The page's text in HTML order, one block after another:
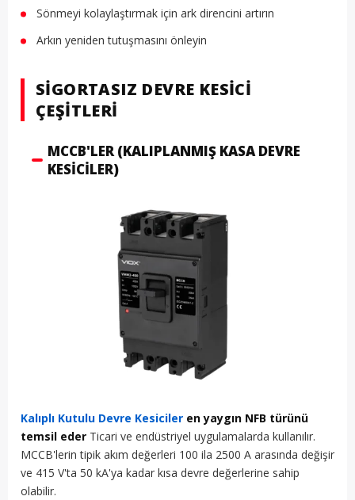
Sönmeyi kolaylaştırmak için ark direncini artırın
Arkın yeniden tutuşmasını önleyin
SIGORTASIZ DEVRE KESICI
ÇEŞITLERI
MCCB'LER (KALIPLANMIŞ KASA DEVRE
KESICILER)
Kalıplı Kutulu Devre Kesiciler en yaygın NFB türünü
temsil eder Ticari ve endüstriyel uygulamalarda kullanılır.
MCCB'lerin tipik akım değerleri 100 ila 2500 A arasında değişir
ve 415 V'ta 50 kA'ya kadar kısa devre değerlerine sahip
olabilir.